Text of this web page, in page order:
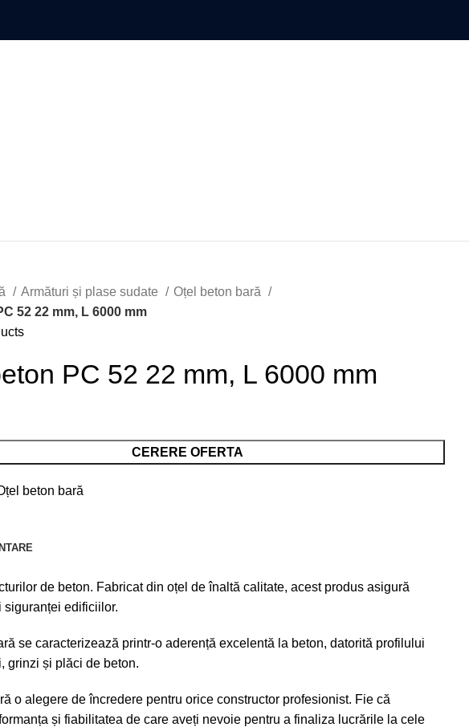
Armături și plase sudate
Oțel beton bară
52 22 mm, L 6000 mm
PC 52 22 mm, L 6000 mm
CERERE OFERTA
beton bară
de beton. Fabricat din oțel de înaltă calitate, acest produs asigură
siguranței edificiilor.
se caracterizează printr-o aderență excelentă la beton, datorită profilului
grinzi și plăci de beton.
o alegere de încredere pentru orice constructor profesionist. Fie că
și fiabilitatea de care aveți nevoie pentru a finaliza lucrările la cele